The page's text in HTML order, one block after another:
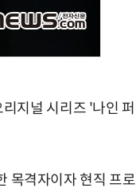
지널 시리즈 '나인 퍼
목격자이자 현직 프로